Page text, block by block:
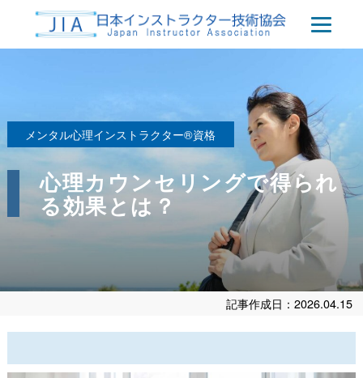
メンタル心理インストラクター®資格
心理カウンセリングで得られ
る効果とは？
記事作成日：2026.04.15